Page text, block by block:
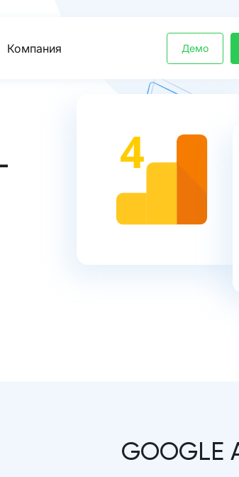
Компания Демо
GOOGLE